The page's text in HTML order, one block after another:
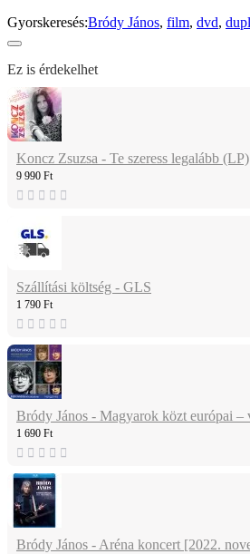
Gyorskeresés:Bródy János, film, dvd,
Ez is érdekelhet
Koncz Zsuzsa - Te szeress legalább (LP)
9 990 Ft
Szállítási költség - GLS
1 790 Ft
Bródy János - Magyarok közt európai –
1 690 Ft
Bródy János - Aréna koncert [2022.